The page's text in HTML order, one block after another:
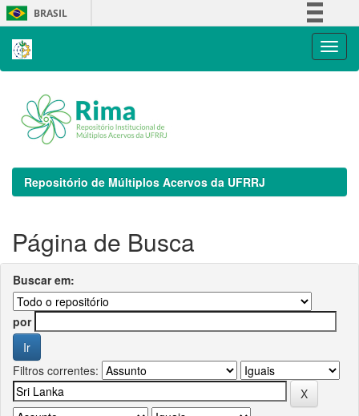
Skip
navigation
BRASIL
Repositório de Múltiplos Acervos da UFRRJ
Página de Busca
Buscar em:
por
Filtros correntes: